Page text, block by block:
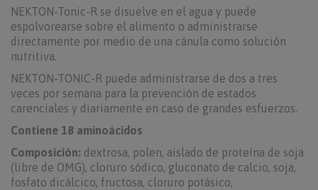
NEKTON-Tonic-R se disuelve en el agua y puede
espolvorearse sobre el alimento o administrarse
directamente por medio de una cánula como solución
nutritiva.
NEKTON-TONIC-R puede administrarse de dos a tres
veces por semana para la prevención de estados
carenciales y diariamente en caso de grandes esfuerzos.
Contiene 18 aminoácidos
Composición: dextrosa, polen, aislado de proteína de soja
(libre de OMG), cloruro sódico, gluconato de calcio, soja,
fosfato dicálcico, fructosa, cloruro potásico,